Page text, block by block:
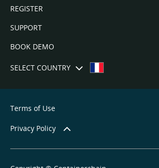
REGISTER
SUPPORT
BOOK DEMO
SELECT COUNTRY
Terms of Use
Privacy Policy